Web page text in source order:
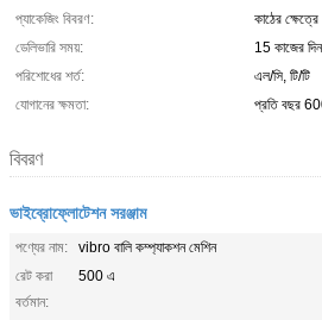
প্যাকেজিং বিবরণ:
কাঠের ক্ষেত্রে
ডেলিভারি সময়:
15 কাজের দিন
পরিশোধের শর্ত:
এল/সি, টি/টি
যোগানের ক্ষমতা:
প্রতি বছর
বিবরণ
ভাইব্রোফ্লোটেশন সরঞ্জাম
পণ্যের নাম:
vibro বালি কম্প্যাকশন মেশিন
রেট করা
বর্তমান:
500 এ